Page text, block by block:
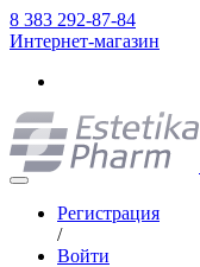
8 383 292-87-84
Интернет-магазин
Регистрация
/
Войти